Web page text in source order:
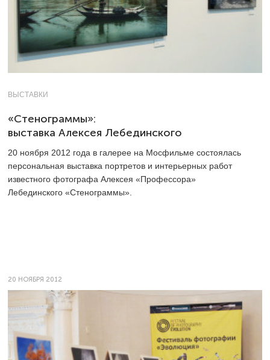
ВЫСТАВКИ
«Стенограммы»:
выставка Алексея Лебединского
20 ноября 2012 года в галерее на Мосфильме состоялась
персональная выставка портретов и интерьерных работ
известного фотографа Алексея «Профессора»
Лебединского «Стенограммы».
20 НОЯБРЯ 2012